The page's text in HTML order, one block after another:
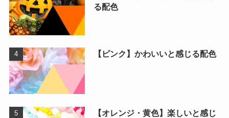
る配色
【ピンク】かわいいと感じる配色
【オレンジ・黄色】楽しいと感じ